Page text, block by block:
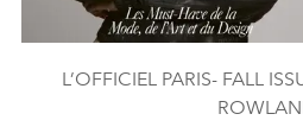
L’OFFICIEL PARIS- FALL